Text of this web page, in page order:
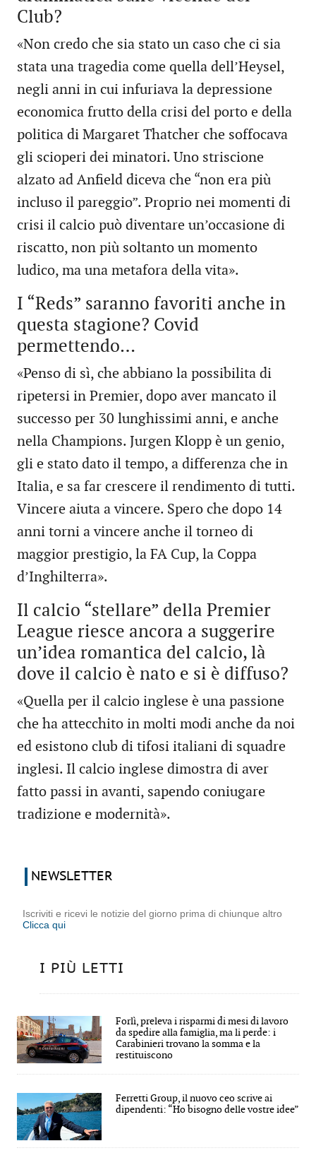
Club?
«Non credo che sia stato un caso che ci sia
stata una tragedia come quella dell’Heysel,
negli anni in cui infuriava la depressione
economica frutto della crisi del porto e della
politica di Margaret Thatcher che soffocava
gli scioperi dei minatori. Uno striscione
alzato ad Anfield diceva che “non era più
incluso il pareggio”. Proprio nei momenti di
crisi il calcio può diventare un’occasione di
riscatto, non più soltanto un momento
ludico, ma una metafora della vita».
I “Reds” saranno favoriti anche in
questa stagione? Covid
permettendo…
«Penso di sì, che abbiano la possibilita di
ripetersi in Premier, dopo aver mancato il
successo per 30 lunghissimi anni, e anche
nella Champions. Jurgen Klopp è un genio,
gli e stato dato il tempo, a differenza che in
Italia, e sa far crescere il rendimento di tutti.
Vincere aiuta a vincere. Spero che dopo 14
anni torni a vincere anche il torneo di
maggior prestigio, la FA Cup, la Coppa
d’Inghilterra».
Il calcio “stellare” della Premier
League riesce ancora a suggerire
un’idea romantica del calcio, là
dove il calcio è nato e si è diffuso?
«Quella per il calcio inglese è una passione
che ha attecchito in molti modi anche da noi
ed esistono club di tifosi italiani di squadre
inglesi. Il calcio inglese dimostra di aver
fatto passi in avanti, sapendo coniugare
tradizione e modernità».
NEWSLETTER
Iscriviti e ricevi le notizie del giorno prima di chiunque altro
Clicca qui
I PIÙ LETTI
Forlì, preleva i risparmi di mesi di lavoro
da spedire alla famiglia, ma li perde: i
Carabinieri trovano la somma e la
restituiscono
Ferretti Group, il nuovo ceo scrive ai
dipendenti: “Ho bisogno delle vostre idee”